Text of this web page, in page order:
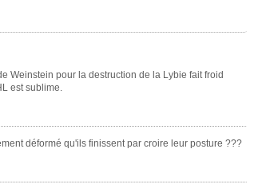
Weinstein pour la destruction de la Lybie fait froid
est sublime.
déformé qu'ils finissent par croire leur posture ???